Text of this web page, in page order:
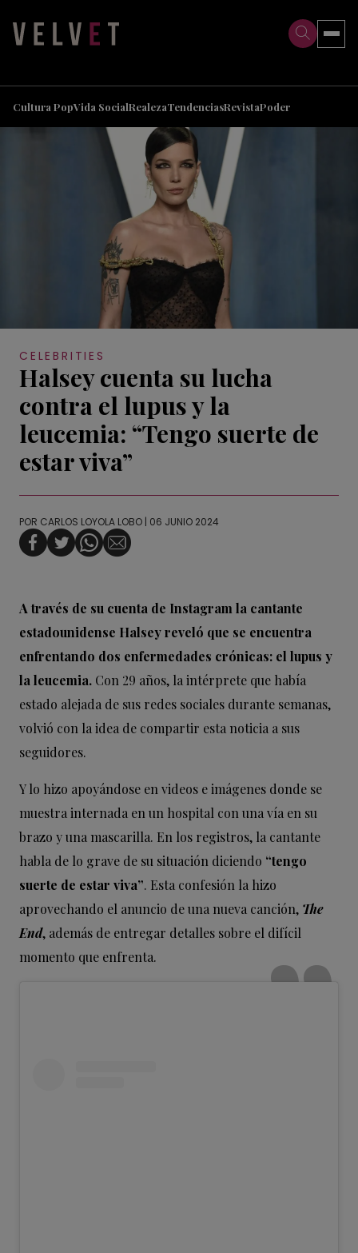
Cultura PopVida SocialRealezaTendenciasRevistaPoder
CELEBRITIES
Halsey cuenta su lucha
contra el lupus y la
leucemia: “Tengo suerte de
estar viva”
POR CARLOS LOYOLA LOBO | 06 JUNIO 2024
A través de su cuenta de Instagram la cantante
estadounidense Halsey reveló que se encuentra
enfrentando dos enfermedades crónicas: el lupus y
la leucemia. Con 29 años, la intérprete que había
estado alejada de sus redes sociales durante semanas,
volvió con la idea de compartir esta noticia a sus
seguidores.
Y lo hizo apoyándose en videos e imágenes donde se
muestra internada en un hospital con una vía en su
brazo y una mascarilla. En los registros, la cantante
habla de lo grave de su situación diciendo “tengo
suerte de estar viva”. Esta confesión la hizo
aprovechando el anuncio de una nueva canción, The
End, además de entregar detalles sobre el difícil
momento que enfrenta.